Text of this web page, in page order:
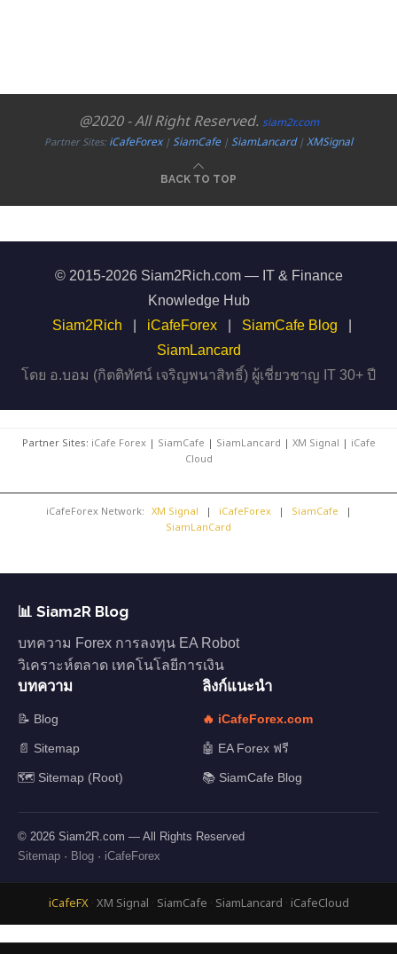
@2020 - All Right Reserved. siam2r.com
Partner Sites:iCafeForex|SiamCafe|SiamLancard|XMSignal
BACK TO TOP
© 2015-2026 Siam2Rich.com — IT & Finance
Knowledge Hub
Siam2Rich
iCafeForex SiamCafe Blog
SiamLancard
โดย อ.บอม (กิตติทัศน์ เจริญพนาสิทธิ์) ผู้เชี่ยวชาญ IT 30+ ปี
Partner Sites: iCafe Forex| SiamCafe | SiamLancard | XM Signal | iCafe
Cloud
iCafeForex Network: XM Signal | iCafeForex | SiamCafe
|
SiamLanCard
📊 Siam2R Blog
บทความ Forex การลงทุน EA Robot
วิเคราะห์ตลาด เทคโนโลยีการเงิน
บทความ
📝 Blog
📄 Sitemap
🗺️ Sitemap (Root)
ลิงก์แนะนำ
🔥 iCafeForex.com
🤖 EA Forex ฟรี
📚 SiamCafe Blog
© 2026 Siam2R.com — All Rights Reserved
Sitemap · Blog · iCafeForex
iCafeFX· XM Signal · SiamCafe · SiamLancard · iCafeCloud